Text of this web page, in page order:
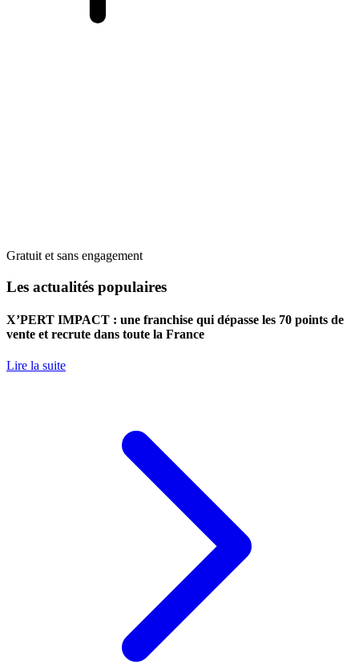
Gratuit et sans engagement
Les actualités populaires
X’PERT IMPACT : une franchise qui dépasse les 70 points de
vente et recrute dans toute la France
Lire la suite